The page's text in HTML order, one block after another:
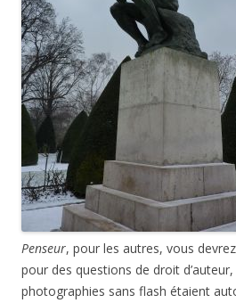
Penseur, pour les autres, vous
pour des questions de droit
photographies sans flash étaient